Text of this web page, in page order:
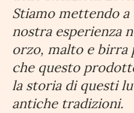
Stiamo mettendo a
nostra esperienza
orzo, malto e birra
che questo
la storia di questi
antiche tradizioni.